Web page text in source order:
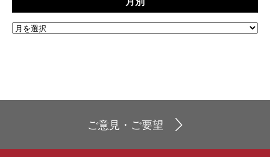
ご意見・ご要望